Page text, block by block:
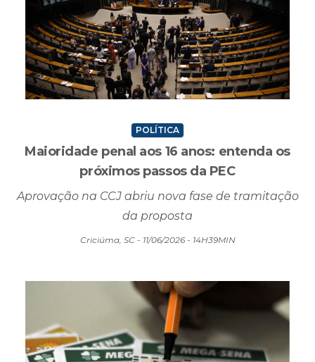
POLÍTICA
Maioridade penal aos 16 anos: entenda os
próximos passos da PEC
Aprovação na CCJ abriu nova fase de tramitação
da proposta
Criciúma, SC - 11/06/2026 - 14H39MIN